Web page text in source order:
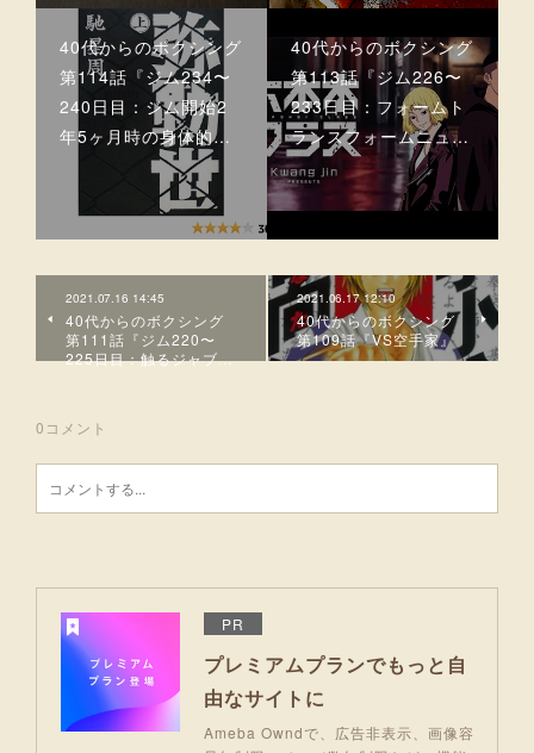
40代からのボクシング
第114話『ジム234〜
240日目：ジム開始2
年5ヶ月時の身体的…
40代からのボクシング
第113話『ジム226〜
233日目：フォームト
ランスフォームニュ…
2021.07.16 14:45
40代からのボクシング
第111話『ジム220〜
225日目：触るジャブ…
2021.06.17 12:10
40代からのボクシング
第109話『VS空手家』
0 コメント
PR
プレミアムプランでもっと自
由なサイトに
Ameba Owndで、広告非表示、画像容